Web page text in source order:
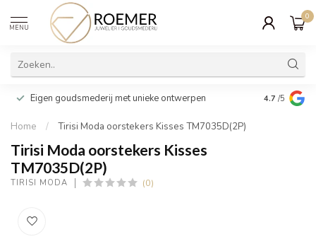
MENU
0
Eigen goudsmederij met unieke ontwerpen Wij
cadeau
4.7 /5
Home / Tirisi Moda oorstekers Kisses TM7035D(2P)
Tirisi Moda oorstekers Kisses
TM7035D(2P)
TIRISI MODA (0)